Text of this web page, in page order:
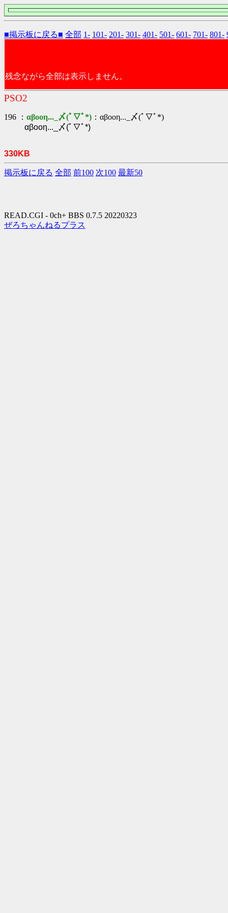
■掲示板に戻る■ 全部 1- 101- 201- 301- 401- 501- 601- 701- 801-
残念ながら全部は表示しません。
PSO2
196 ： αβοοη..._〆(ﾟ▽ﾟ*) ：αβοοη..._〆(ﾟ▽ﾟ*)
αβοοη..._〆(ﾟ▽ﾟ*)
330KB
掲示板に戻る 全部 前100 次100 最新50
READ.CGI - 0ch+ BBS 0.7.5 20220323
ぜろちゃんねるプラス